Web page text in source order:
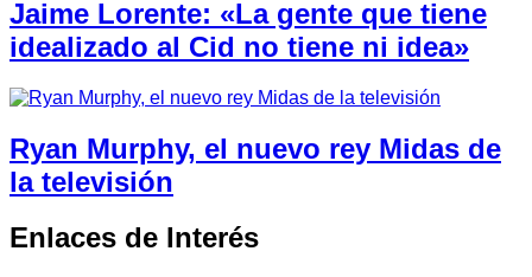
Jaime Lorente: «La gente que tiene
idealizado al Cid no tiene ni idea»
Ryan Murphy, el nuevo rey Midas de
la televisión
Enlaces de Interés